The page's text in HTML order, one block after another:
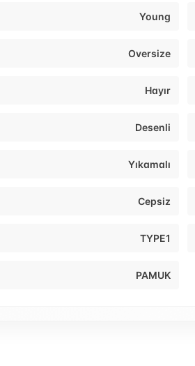
Young
Oversize
Hayır
Desenli
Yıkamalı
Cepsiz
TYPE1
PAMUK